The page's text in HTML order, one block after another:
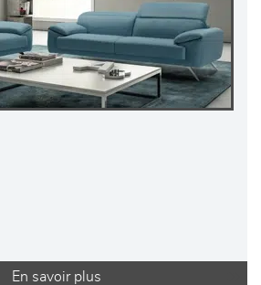
En savoir plus